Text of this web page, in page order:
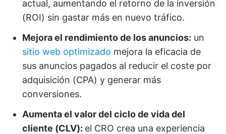
actual, aumentando el retorno de la inversión
(ROI) sin gastar más en nuevo tráfico.
Mejora el rendimiento de los anuncios: un
sitio web optimizado mejora la eficacia de
sus anuncios pagados al reducir el coste por
adquisición (CPA) y generar más
conversiones.
Aumenta el valor del ciclo de vida del
cliente (CLV): el CRO crea una experiencia